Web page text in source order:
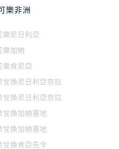
樂非洲
樂 尼日利亞
樂加納
樂肯尼亞
兌換尼日利亞奈拉
兌換尼日利亞奈拉
兌換加納塞地
兌換加納塞地
兌換肯亞先令